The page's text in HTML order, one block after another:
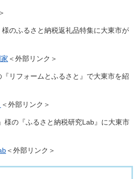
様のふるさと納税返礼品特集に大東市が
＜外部リンク＞
『リフォームとふるさと』で大東市を紹
＜外部リンク＞
様の『ふるさと納税研究Lab』​に大東市
＜外部リンク＞